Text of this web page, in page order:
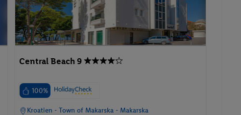
Central Beach 9
100%
Kroatien - Town of Makarska - Makarska